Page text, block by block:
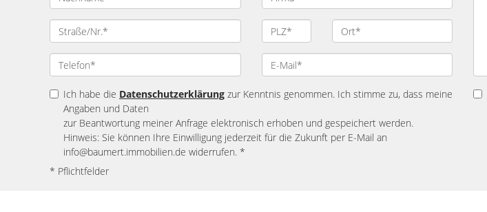
Ich habe die Datenschutzerklärung zur Kenntnis genommen. Ich stimme zu, dass meine
Angaben und Daten
zur Beantwortung meiner Anfrage elektronisch erhoben und gespeichert werden.
Hinweis: Sie können Ihre Einwilligung jederzeit für die Zukunft per E-Mail an
info@baumert.immobilien.de widerrufen. *
* Pflichtfelder